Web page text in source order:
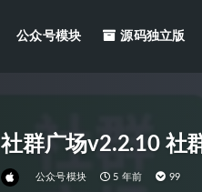
公众号模块 源码独立版
社群广场v2.2.10 社
公众号模块 5 年前 99